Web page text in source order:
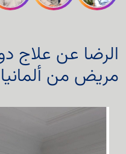
طرق الاتصال
الرضا عن علاج
مريض من ألمانيا